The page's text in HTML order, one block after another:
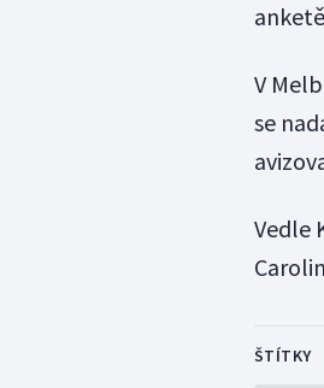
V
se
Vedle
ŠTÍTKY